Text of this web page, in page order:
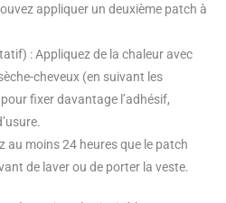
appliquer un deuxième patch à
: Appliquez de la chaleur avec
cheveux (en suivant les
fixer davantage l’adhésif,
au moins 24 heures que le patch
de laver ou de porter la veste.